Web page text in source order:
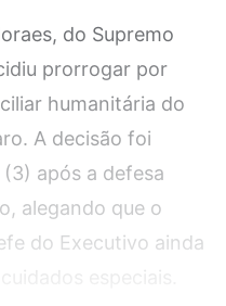
do Supremo
prorrogar por
humanitária do
A decisão foi
após a defesa
alegando que o
do Executivo ainda